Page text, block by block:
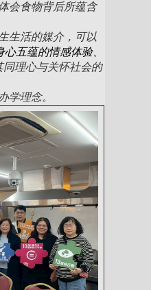
会食物背后所蕴含
生活的媒介，可以
五蕴的情感体验、
理心与关怀社会的
学理念。